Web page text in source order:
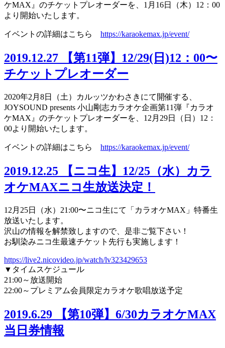
ケMAX』のチケットプレオーダーを、1月16日（木）12：00
より開始いたします。
イベントの詳細はこちら https://karaokemax.jp/event/
2019.12.27
【第11弾】12/29(日)12：00〜
チケットプレオーダー
2020年2月8日（土）カルッツかわさきにて開催する、
JOYSOUND presents 小山剛志カラオケ企画第11弾『カラオ
ケMAX』のチケットプレオーダーを、12月29日（日）12：
00より開始いたします。
イベントの詳細はこちら https://karaokemax.jp/event/
2019.12.25
【ニコ生】12/25（水）カラ
オケMAXニコ生放送決定！
12月25日（水）21:00〜ニコ生にて「カラオケMAX」特番生
放送いたします。
沢山の情報を解禁致しますので、是非ご覧下さい！
お馴染みニコ生最速チケット先行も実施します！
https://live2.nicovideo.jp/watch/lv323429653
▼タイムスケジュール
21:00～放送開始
22:00～プレミアム会員限定カラオケ歌唱放送予定
2019.6.29
【第10弾】6/30カラオケMAX
当日券情報